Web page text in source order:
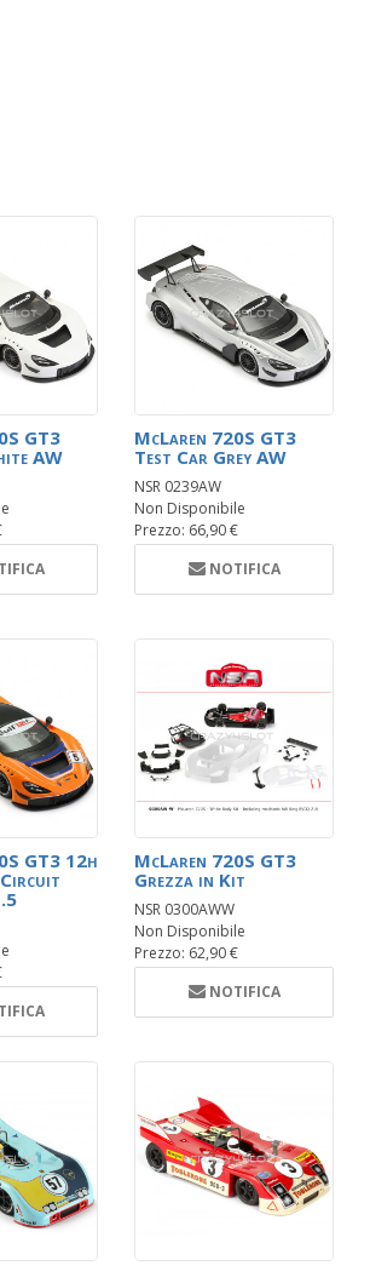
GT3
AW
McLaren 720S GT3
Test Car Grey AW
NSR 0239AW
Non Disponibile
Prezzo: 66,90 €
NOTIFICA
GT3 12h
McLaren 720S GT3
Grezza in Kit
NSR 0300AWW
Non Disponibile
Prezzo: 62,90 €
NOTIFICA